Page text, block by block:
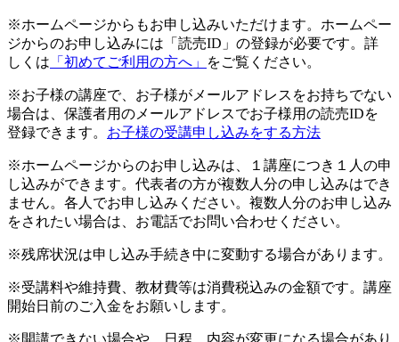
※ホームページからもお申し込みいただけます。ホームペー
ジからのお申し込みには「読売ID」の登録が必要です。詳
しくは 「初めてご利用の方へ」 をご覧ください。
※お子様の講座で、お子様がメールアドレスをお持ちでない
場合は、保護者用のメールアドレスでお子様用の読売IDを
登録できます。 お子様の受講申し込みをする方法
※ホームページからのお申し込みは、１講座につき１人の申
し込みができます。代表者の方が複数人分の申し込みはでき
ません。各人でお申し込みください。複数人分のお申し込み
をされたい場合は、お電話でお問い合わせください。
※残席状況は申し込み手続き中に変動する場合があります。
※受講料や維持費、教材費等は消費税込みの金額です。講座
開始日前のご入金をお願いします。
※開講できない場合や、日程、内容が変更になる場合があり